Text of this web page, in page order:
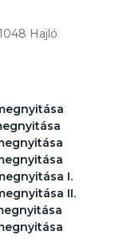
Hajló
I.
II.